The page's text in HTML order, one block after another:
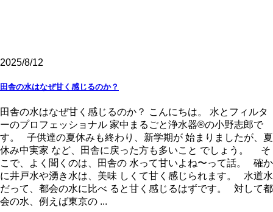
2025/8/12
田舎の水はなぜ甘く感じるのか？
田舎の水はなぜ甘く感じるのか？ こんにちは。 水とフィルタ
ーのプロフェッショナル 家中まるごと浄水器®の小野志郎で
す。 子供達の夏休みも終わり、新学期が 始まりましたが、夏
休み中実家 など、田舎に戻った方も多いこと でしょう。 そ
こで、よく聞くのは、田舎の 水って甘いよね〜って話。 確か
に井戸水や湧き水は、美味 しくて甘く感じられます。 水道水
だって、都会の水に比べ ると甘く感じるはずです。 対して都
会の水、例えば東京の ...